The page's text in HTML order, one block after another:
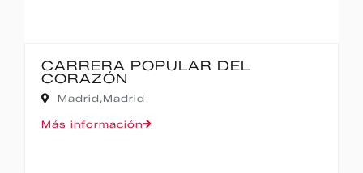
DEL
IBERCAJA MADRID